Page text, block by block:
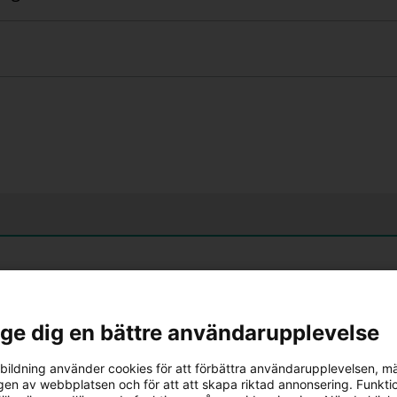
av all högstadiematematik på E-nivå.
dig en bättre användarupplevelse
använder cookies för att förbättra användarupplevelsen,
av webbplatsen och för att att skapa riktad annonsering.